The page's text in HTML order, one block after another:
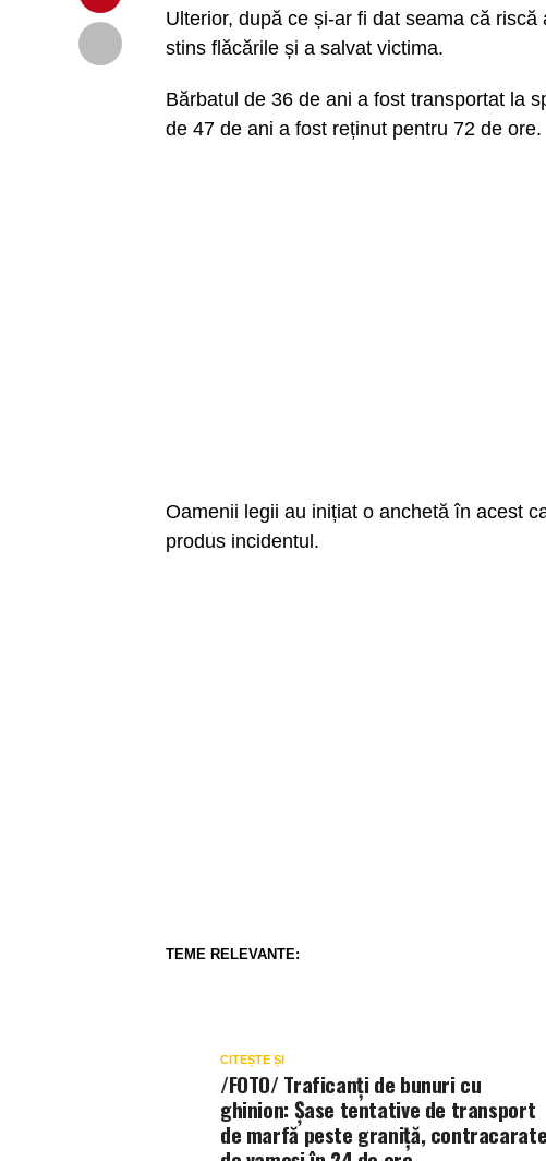
Ulterior, după ce și-ar fi dat seama că
stins flăcările și a salvat victima.
Bărbatul de 36 de ani a fost transportat la
de 47 de ani a fost reținut pentru 72 de ore.
Oamenii legii au inițiat o anchetă în acest
produs incidentul.
TEME RELEVANTE:
CITEȘTE ȘI
/FOTO/ Traficanți de bunuri cu
ghinion: Șase tentative de transport
de marfă peste graniță, contracarate